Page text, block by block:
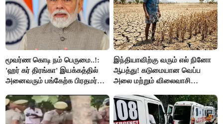
மூவர்ண கொடி நம் பெருமை..!:
'ஹர் கர் திரங்கா' இயக்கத்தில்
அனைவரும் பங்கேற்க பிரதமர்
இந்தியாவிற்கு வரும் எல் நினோ
ஆபத்து! கடுமையான வெப்ப
அலை மற்றும் விலைவாசி